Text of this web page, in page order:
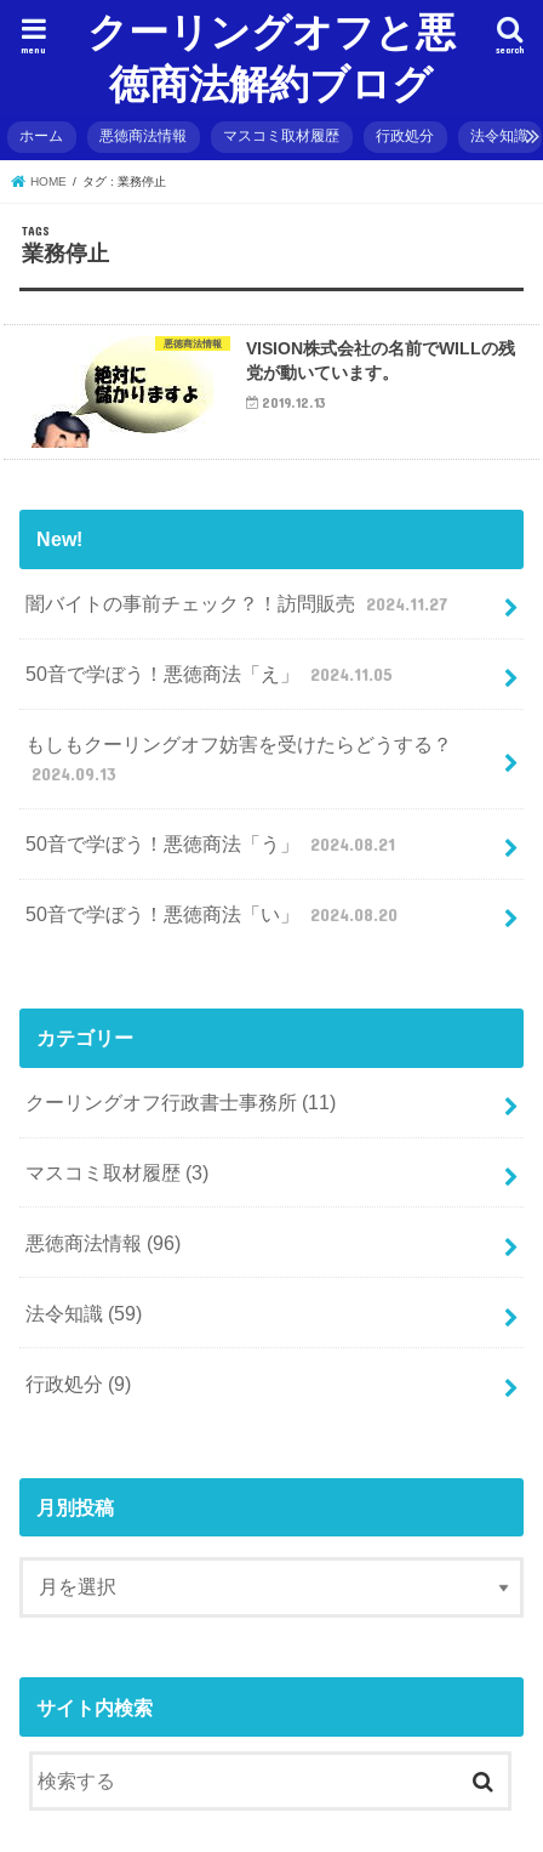
クーリングオフと悪
徳商法解約ブログ
search
menu
ホーム 悪徳商法情報 マスコミ取材履歴 行政処分 法令知識
HOME タグ : 業務停止
業務停止
悪徳商法情報
VISION株式会社の名前でWILLの残
党が動いています。
2019.12.13
New!
闇バイトの事前チェック？！訪問販売 2024.11.27
50音で学ぼう！悪徳商法「え」 2024.11.05
もしもクーリングオフ妨害を受けたらどうする？
2024.09.13
50音で学ぼう！悪徳商法「う」 2024.08.21
50音で学ぼう！悪徳商法「い」 2024.08.20
カテゴリー
クーリングオフ行政書士事務所 (11)
マスコミ取材履歴 (3)
悪徳商法情報 (96)
法令知識 (59)
行政処分 (9)
月別投稿
サイト内検索